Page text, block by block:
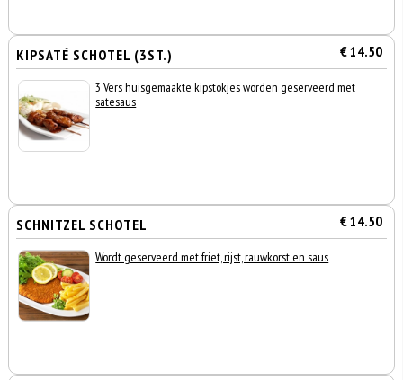
KIPSATÉ SCHOTEL (3ST.) € 14.50
3 Vers huisgemaakte kipstokjes worden geserveerd met
satesaus
SCHNITZEL SCHOTEL € 14.50
Wordt geserveerd met friet, rijst, rauwkorst en saus